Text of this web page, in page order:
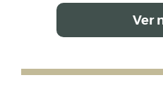
EN EL
Ver